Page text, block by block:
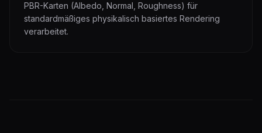
PBR-Karten (Albedo, Normal, Roughness) für
standardmäßiges physikalisch basiertes Rendering
verarbeitet.